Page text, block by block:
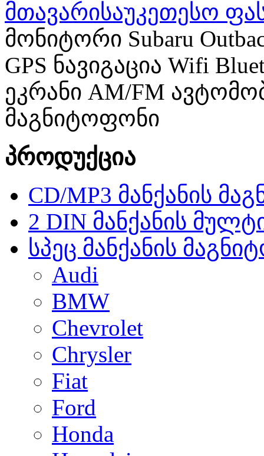
მთავარისაუკეთესო
მონიტორი Subaru
GPS ნავიგაცია Wifi
ეკრანი AM/FM
მაგნიტოფონი
პროდუქცია
CD/MP3 მანქანის
2 DIN მანქანის
სპეც მანქანის
Audi
BMW
Chevrolet
Chrysler
Fiat
Ford
Honda